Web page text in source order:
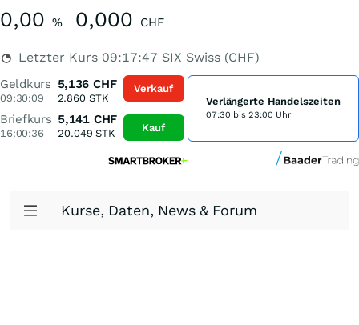
0,00 % 0,000 CHF
Letzter Kurs 09:17:47 SIX Swiss (CHF)
Geldkurs
09:30:09
5,136 CHF
2.860STK
Briefkurs
16:00:36
5,141 CHF
20.049 STK
Verkauf
Kauf
Verlängerte Handelszeiten
07:30 bis 23:00 Uhr
Kurse, Daten, News & Forum